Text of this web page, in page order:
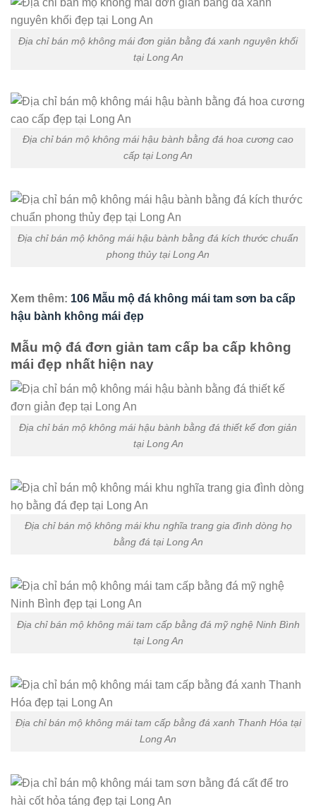
Địa chỉ bán mộ không mái đơn giản bằng đá xanh nguyên khối
tại Long An
Địa chỉ bán mộ không mái hậu bành bằng đá hoa cương cao
cấp tại Long An
Địa chỉ bán mộ không mái hậu bành bằng đá kích thước chuẩn
phong thủy tại Long An
Xem thêm: 106 Mẫu mộ đá không mái tam sơn ba cấp
hậu bành không mái đẹp
Mẫu mộ đá đơn giản tam cấp ba cấp không
mái đẹp nhất hiện nay
Địa chỉ bán mộ không mái hậu bành bằng đá thiết kế đơn giản
tại Long An
Địa chỉ bán mộ không mái khu nghĩa trang gia đình dòng họ
bằng đá tại Long An
Địa chỉ bán mộ không mái tam cấp bằng đá mỹ nghệ Ninh Bình
tại Long An
Địa chỉ bán mộ không mái tam cấp bằng đá xanh Thanh Hóa tại
Long An